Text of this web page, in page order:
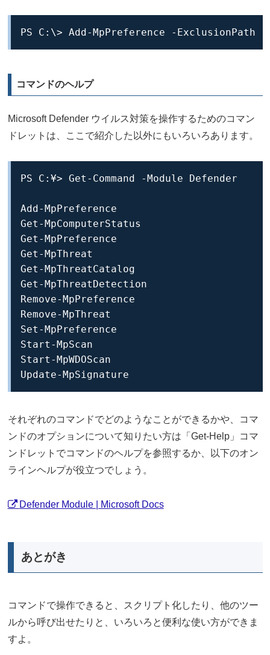
PS C:\> Add-MpPreference -ExclusionPath "<除
コマンドのヘルプ
Microsoft Defender ウイルス対策を操作するためのコマン
ドレットは、ここで紹介した以外にもいろいろあります。
PS C:¥> Get-Command -Module Defender
Add-MpPreference
Get-MpComputerStatus
Get-MpPreference
Get-MpThreat
Get-MpThreatCatalog
Get-MpThreatDetection
Remove-MpPreference
Remove-MpThreat
Set-MpPreference
Start-MpScan
Start-MpWDOScan
Update-MpSignature
それぞれのコマンドでどのようなことができるかや、コマ
ンドのオプションについて知りたい方は「Get-Help」コマ
ンドレットでコマンドのヘルプを参照するか、以下のオン
ラインヘルプが役立つでしょう。
Defender Module | Microsoft Docs
あとがき
コマンドで操作できると、スクリプト化したり、他のツー
ルから呼び出せたりと、いろいろと便利な使い方ができま
すよ。